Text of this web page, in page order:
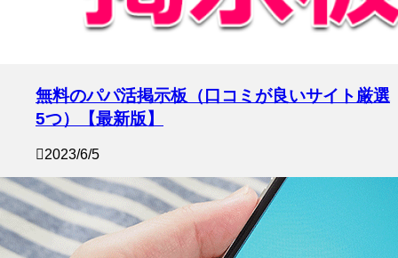
無料のパパ活掲示板（口コミが良いサイト厳選
5つ）【最新版】
2023/6/5